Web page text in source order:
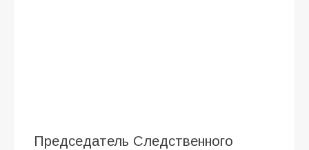
Председатель Следственного